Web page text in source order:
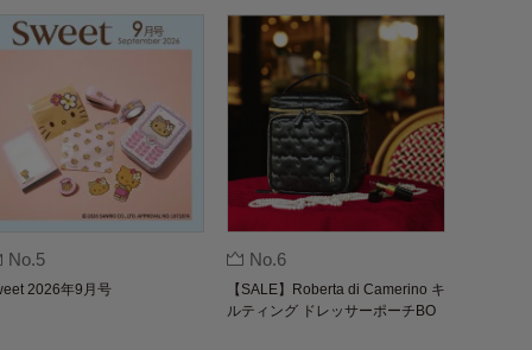
No.5
2026年9月号
No.6
【SALE】Roberta di Camerino キ
ルティング ドレッサーポーチBO